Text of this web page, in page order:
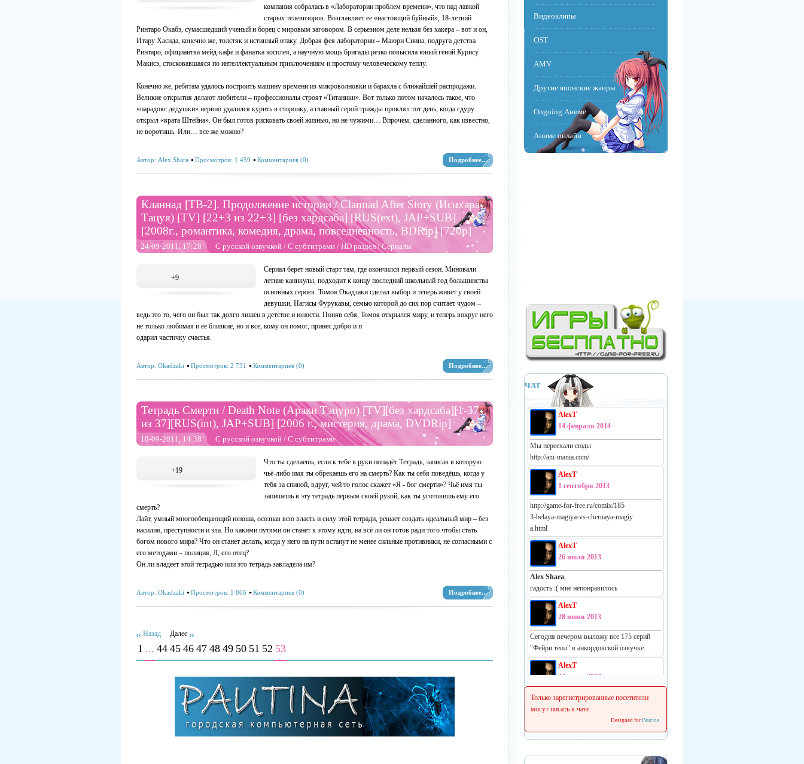
компания собралась в «Лаборатории проблем времени», что над лавкой
старых телевизоров. Возглавляет ее «настоящий буйный», 18-летний
Ринтаро Окабэ, сумасшедший ученый и борец с мировым заговором. В серьезном деле нельзя без хакера – вот и он,
Итару Хасида, конечно же, толстяк и истинный отаку. Добрая фея лаборатории – Маюри Сиина, подруга детства
Ринтаро, официантка мейд-кафе и фанатка косплея, а научную мощь бригады резко повысила юный гений Курису
Макисэ, стосковавшаяся по интеллектуальным приключениям и простому человеческому теплу.
Конечно же, ребятам удалось построить машину времени из микроволновки и барахла с ближайшей распродажи.
Великие открытия делают любители – профессионалы строят «Титаники». Вот только потом началось такое, что
«парадокс дедушки» нервно удалился курить в сторонку, а главный герой трижды проклял тот день, когда сдуру
открыл «врата Штейна». Он был готов рисковать своей жизнью, но не чужими… Впрочем, сделанного, как известно,
не воротишь. Или… все же можно?
Подробнее...
Автор: Alex Shara Просмотров: 1 459 Комментариев (0)
Кланнад [ТВ-2]. Продолжение истории / Clannad After Story (Исихара
Тацуя) [TV] [22+3 из 22+3] [без хардсаба] [RUS(ext), JAP+SUB]
[2008г., романтика, комедия, драма, повседневность, BDRip] [720p]
24-09-2011, 17:28 С русской озвучкой / С субтитрами / HD раздел/Сериалы
+9
Сериал берет новый старт там, где окончился первый сезон. Миновали
летние каникулы, подходит к концу последний школьный год большинства
основных героев. Томоя Окадзаки сделал выбор и теперь живет у своей
девушки, Нагисы Фурукавы, семью которой до сих пор считает чудом –
ведь это то, чего он был так долго лишен в детстве и юности. Поняв себя, Томоя открылся миру, и теперь вокруг него
не только любимая и ее близкие, но и все, кому он помог, принес добро и п
одарил частичку счастья.
Подробнее...
Автор: Okadzaki Просмотров: 2 731 Комментариев (0)
Тетрадь Смерти / Death Note (Араки Тэцуро) [TV][без хардсаба][1-37
из 37][RUS(int), JAP+SUB] [2006 г., мистерия, драма, DVDRip]
18-09-2011, 14:38 С русской озвучкой / С субтитрами
+19
Что ты сделаешь, если к тебе в руки попадёт Тетрадь, записав в которую
чьё-либо имя ты обрекаешь его на смерть? Как ты себя поведёшь, когда у
тебя за спиной, вдруг, чей то голос скажет «Я - бог смерти»? Чьё имя ты
запишешь в эту тетрадь первым своей рукой, как ты уготовишь ему его
смерть?
Лайт, умный многообещающий юноша, осознав всю власть и силу этой тетради, решает создать идеальный мир – без
насилия, преступности и зла. Но какими путями он станет к этому идти, на всё ли он готов ради того чтобы стать
богом нового мира? Что он станет делать, когда у него на пути встанут не менее сильные противники, не согласными с
его методами – полиция, Л, его отец?
Он ли владеет этой тетрадью или это тетрадь завладела им?
Подробнее...
Автор: Okadzaki Просмотров: 1 866 Комментариев (0)
Назад Далее
1 ... 44 45 46 47 48 49 50 51 52 53
Видеоклипы
OST
AMV
Другие японские жанры
Ongoing Аниме
Аниме онлайн
ЧАТ
AlexT
14 февраля 2014
Мы переехали сюды
http://ani-mania.com/
AlexT
1 сентября 2013
http://game-for-free.ru/comix/185
3-belaya-magiya-vs-chernaya-magiy
a.html
AlexT
26 июля 2013
Alex Shara,
гадость :( мне непонравилось
AlexT
28 июня 2013
Сегодня вечером выложу все 175 серий
"Фейри теил" в анкордовской озвучке.
AlexT
24 июня 2013
Реально русская манга:
http://vk.com/white_vs_black_m
С сеня начинаем делать свежие релизы.
Только зарегистрированные посетители
могут писать в чате.
Designed for Pautina